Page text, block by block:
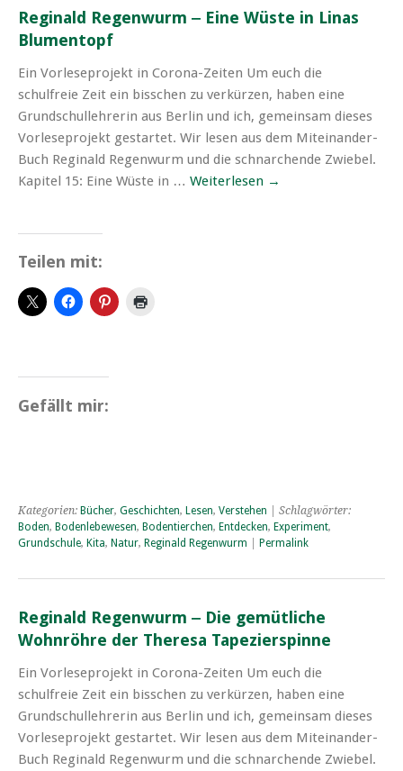
Reginald Regenwurm ‒ Eine Wüste in Linas
Blumentopf
Ein Vorleseprojekt in Corona-Zeiten Um euch die
schulfreie Zeit ein bisschen zu verkürzen, haben eine
Grundschullehrerin aus Berlin und ich, gemeinsam dieses
Vorleseprojekt gestartet. Wir lesen aus dem Miteinander-
Buch Reginald Regenwurm und die schnarchende Zwiebel.
Kapitel 15: Eine Wüste in … Weiterlesen →
Teilen mit:
Gefällt mir:
Kategorien: Bücher, Geschichten, Lesen, Verstehen | Schlagwörter:
Boden, Bodenlebewesen, Bodentierchen, Entdecken, Experiment,
Grundschule, Kita, Natur, Reginald Regenwurm Permalink
Reginald Regenwurm ‒ Die gemütliche
Wohnröhre der Theresa Tapezierspinne
Ein Vorleseprojekt in Corona-Zeiten Um euch die
schulfreie Zeit ein bisschen zu verkürzen, haben eine
Grundschullehrerin aus Berlin und ich, gemeinsam dieses
Vorleseprojekt gestartet. Wir lesen aus dem Miteinander-
Buch Reginald Regenwurm und die schnarchende Zwiebel.